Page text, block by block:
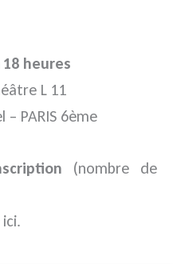
heures
L 11
PARIS 6ème
(nombre de